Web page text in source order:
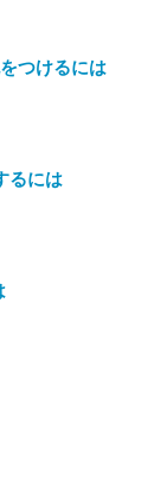
つけるには
るには